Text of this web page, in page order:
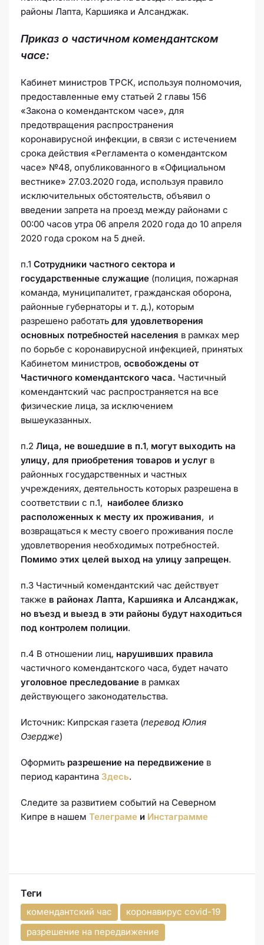
районы Лапта, Каршияка и Алсанджак.
Приказ о частичном комендантском
часе:
Кабинет министров ТРСК, используя полномочия,
предоставленные ему статьей 2 главы 156
«Закона о комендантском часе», для
предотвращения распространения
коронавирусной инфекции, в связи с истечением
срока действия «Регламента о комендантском
часе» №48, опубликованного в «Официальном
вестнике» 27.03.2020 года, используя правило
исключительных обстоятельств, объявил о
введении запрета на проезд между районами с
00:00 часов утра 06 апреля 2020 года до 10 апреля
2020 года сроком на 5 дней.
п.1 Сотрудники частного сектора и
государственные служащие (полиция, пожарная
команда, муниципалитет, гражданская оборона,
районные губернаторы и т. д.), которым
разрешено работать для удовлетворения
основных потребностей населения в рамках мер
по борьбе с коронавирусной инфекцией, принятых
Кабинетом министров, освобождены от
Частичного комендантского часа. Частичный
комендантский час распространяется на все
физические лица, за исключением
вышеуказанных.
п.2 Лица, не вошедшие в п.1, могут выходить на
улицу, для приобретения товаров и услуг в
районных государственных и частных
учреждениях, деятельность которых разрешена в
соответствии с п.1, наиболее близко
расположенных к месту их проживания, и
возвращаться к месту своего проживания после
удовлетворения необходимых потребностей.
Помимо этих целей выход на улицу запрещен.
п.3 Частичный комендантский час действует
также в районах Лапта, Каршияка и Алсанджак,
но въезд и выезд в эти районы будут находиться
под контролем полиции.
п.4 В отношении лиц, нарушивших правила
частичного комендантского часа, будет начато
уголовное преследование в рамках
действующего законодательства.
Источник: Кипрская газета (перевод Юлия
Озердже)
Оформить разрешение на передвижение в
период карантина Здесь.
Следите за развитием событий на Северном
Кипре в нашем Телеграме и Инстаграмме
Теги
комендантский час
коронавирус covid-19
разрешение на передвижение